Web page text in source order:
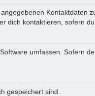
dich kontaktieren, sofern
umfassen. Sofern
gespeichert sind.